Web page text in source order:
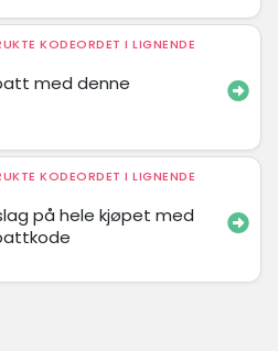
KODEORDET I LIGNENDE
med denne
KODEORDET I LIGNENDE
på hele kjøpet med